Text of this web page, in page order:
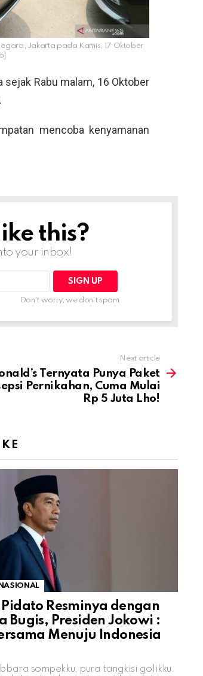
Jakarta pada Kamis, 17 Oktober
Rabu malam, 16 Oktober
mencoba kenyamanan
this?
your inbox!
Don't worry, we don't spam
Next article
Ternyata Punya Paket
Pernikahan, Cuma Mulai
Rp 5 Juta Lho!
NASIONAL
Resminya dengan
Bugis, Presiden Jokowi :
Menuju Indonesia
sompekku, pura tangkisi golikku.